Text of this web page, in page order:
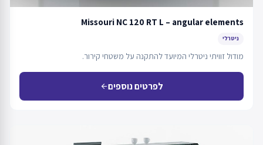
Missouri NC 120 RT L – angular elements
ניטרלי
מודול זוויתי ניטרלי המיועד להתקנה על משטחי קירור.
לפרטים נוספיםarrow_back